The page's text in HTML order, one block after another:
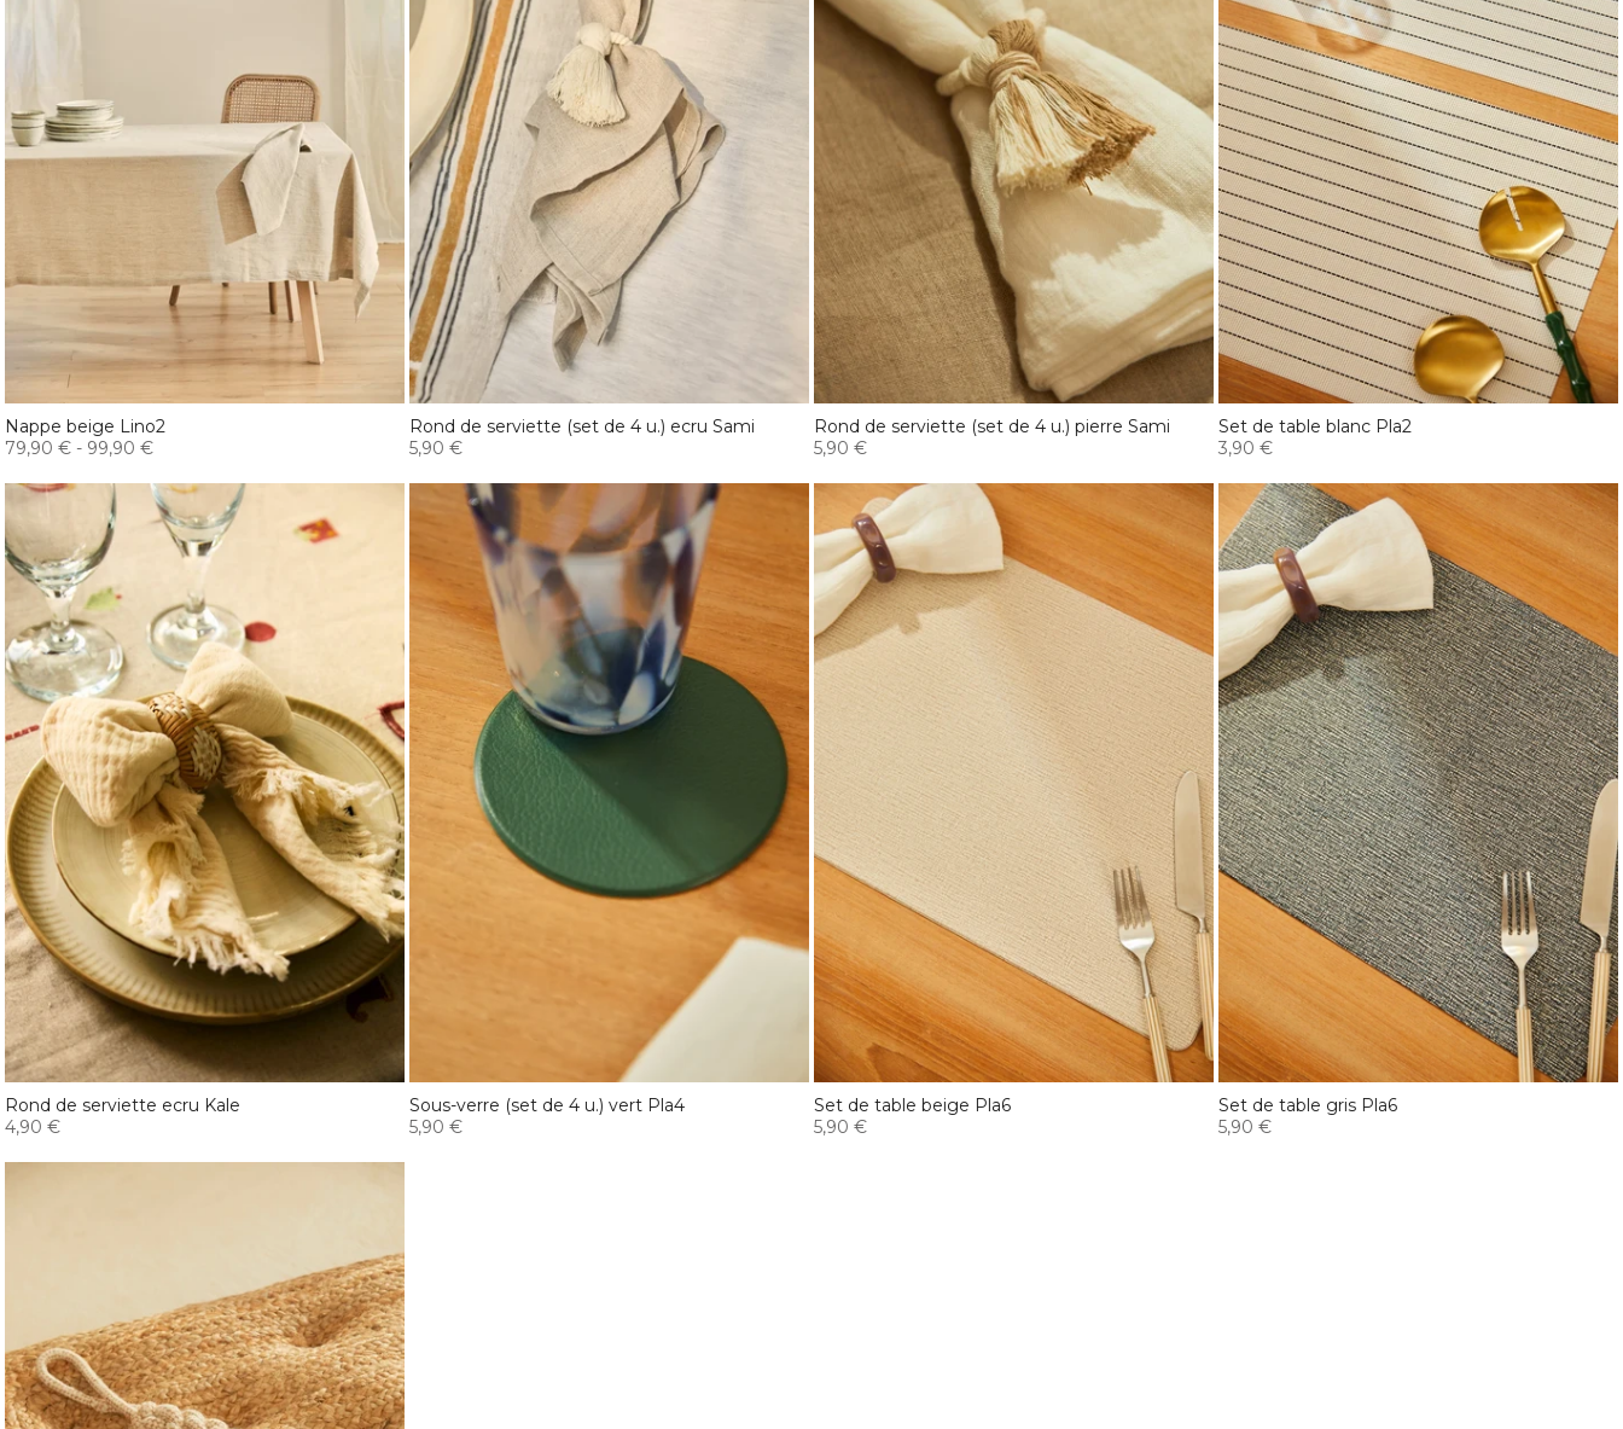
Nappe beige Lino2
79,90 € - 99,90 €
Rond de serviette (set de 4 u.) ecru Sami
5,90 €
Rond de serviette (set de 4 u.) pierre Sami
5,90 €
Set de table blanc Pla2
3,90 €
Rond de serviette ecru Kale
4,90 €
Sous-verre (set de 4 u.) vert Pla4
5,90 €
Set de table beige Pla6
5,90 €
Set de table gris Pla6
5,90 €